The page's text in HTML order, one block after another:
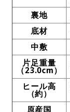
裏地
底材
中敷
片足重量
（23.0cm）
ヒール高
（約）
原産国